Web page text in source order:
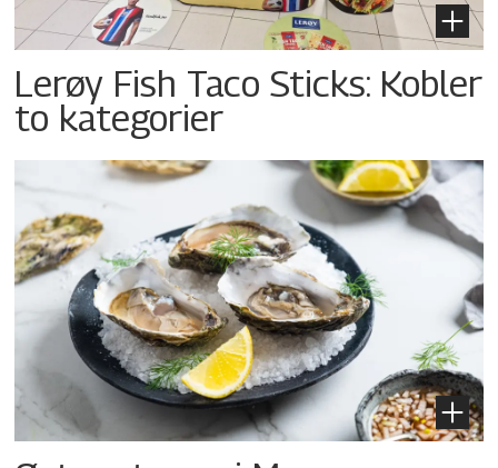
Lerøy Fish Taco Sticks: Kobler
to kategorier